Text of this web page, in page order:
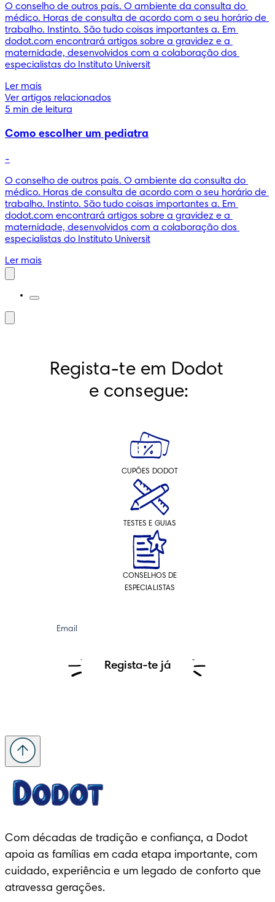
O conselho de outros pais. O ambiente da consulta do
médico. Horas de consulta de acordo com o seu horário de
trabalho. Instinto. São tudo coisas importantes a. Em
dodot.com encontrará artigos sobre a gravidez e a
maternidade, desenvolvidos com a colaboração dos
especialistas do Instituto Universit
Ler mais
Ver artigos relacionados
5 min de leitura
Como escolher um pediatra
-
O conselho de outros pais. O ambiente da consulta do
médico. Horas de consulta de acordo com o seu horário de
trabalho. Instinto. São tudo coisas importantes a. Em
dodot.com encontrará artigos sobre a gravidez e a
maternidade, desenvolvidos com a colaboração dos
especialistas do Instituto Universit
Ler mais
Regista-te em Dodot
e consegue:
CUPÕES DODOT
TESTES E GUIAS
CONSELHOS DE
ESPECIALISTAS
Email
Regista-te já
Com décadas de tradição e confiança, a Dodot
apoia as famílias em cada etapa importante, com
cuidado, experiência e um legado de conforto que
atravessa gerações.